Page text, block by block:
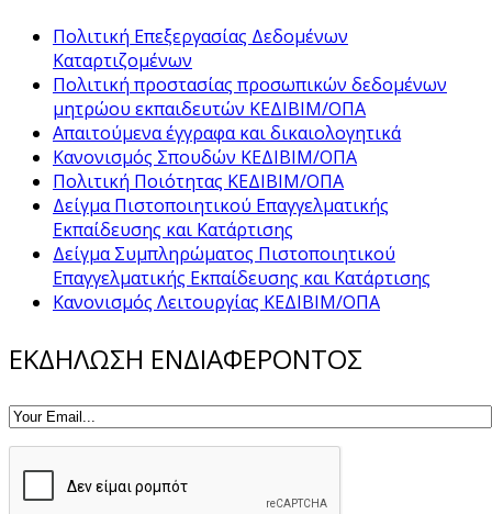
Πολιτική Επεξεργασίας Δεδομένων
Καταρτιζομένων
Πολιτική προστασίας προσωπικών δεδομένων
μητρώου εκπαιδευτών ΚΕΔΙΒΙΜ/ΟΠΑ
Απαιτούμενα έγγραφα και δικαιολογητικά
Κανονισμός Σπουδών ΚΕΔΙΒΙΜ/ΟΠΑ
Πολιτική Ποιότητας ΚΕΔΙΒΙΜ/ΟΠΑ
Δείγμα Πιστοποιητικού Επαγγελματικής
Εκπαίδευσης και Κατάρτισης
Δείγμα Συμπληρώματος Πιστοποιητικού
Επαγγελματικής Εκπαίδευσης και Κατάρτισης
Κανονισμός Λειτουργίας ΚΕΔΙΒΙΜ/ΟΠΑ
ΕΚΔΗΛΩΣΗ ΕΝΔΙΑΦΕΡΟΝΤΟΣ